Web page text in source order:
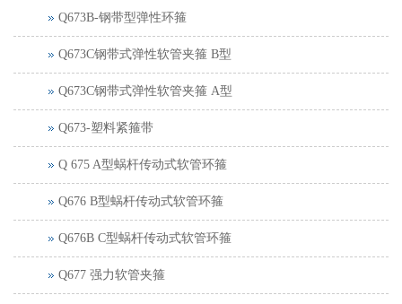
Q673B-钢带型弹性环箍
Q673C钢带式弹性软管夹箍 B型
Q673C钢带式弹性软管夹箍 A型
Q673-塑料紧箍带
Q 675 A型蜗杆传动式软管环箍
Q676 B型蜗杆传动式软管环箍
Q676B C型蜗杆传动式软管环箍
Q677 强力软管夹箍